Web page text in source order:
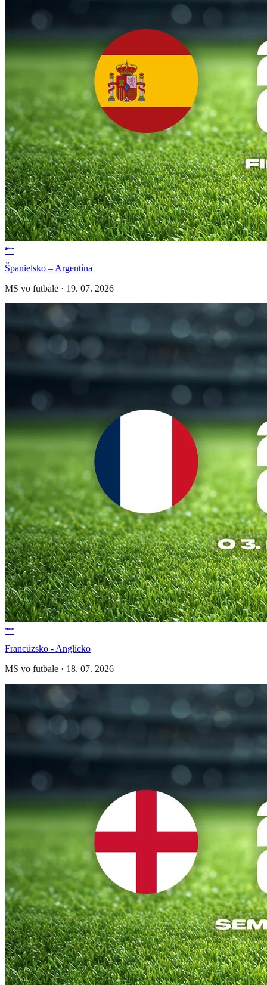
Španielsko – Argentína
MS vo futbale · 19. 07. 2026
Francúzsko - Anglicko
MS vo futbale · 18. 07. 2026